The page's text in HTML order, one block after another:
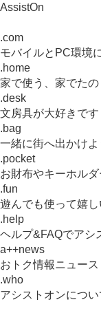
AssistOn
.com
モバイルとPC環境
.home
家で使う、家でたの
.desk
文房具が大好きです
.bag
一緒に街へ出かけよ
.pocket
お財布やキーホルダ
.fun
遊んでも使って嬉し
.help
ヘルプ&FAQでアシ
a++news
おトク情報ニュース
.who
アシストオンについ